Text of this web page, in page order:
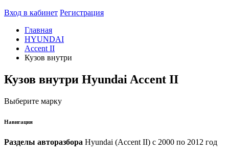
Вход в кабинет Регистрация
Главная
HYUNDAI
Accent II
Кузов внутри
Кузов внутри Hyundai Accent II
Выберите марку
Навигация
Разделы авторазбора Hyundai (Accent II) с 2000 по 2012 год